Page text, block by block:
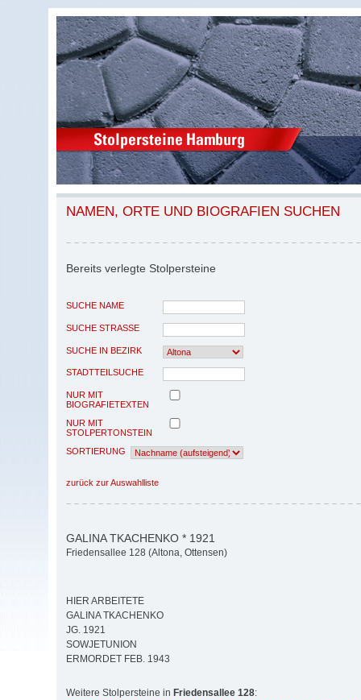
NAMEN, ORTE UND BIOGRAFIEN SUCHEN
Bereits verlegte Stolpersteine
SUCHE NAME
SUCHE STRASSE
SUCHE IN BEZIRK
STADTTEILSUCHE
NUR MIT
BIOGRAFIETEXTEN
NUR MIT
STOLPERTONSTEIN
SORTIERUNG
zurück zur Auswahlliste
GALINA TKACHENKO * 1921
Friedensallee 128 (Altona, Ottensen)
HIER ARBEITETE
GALINA TKACHENKO
JG. 1921
SOWJETUNION
ERMORDET FEB. 1943
Weitere Stolpersteine in Friedensallee 128: